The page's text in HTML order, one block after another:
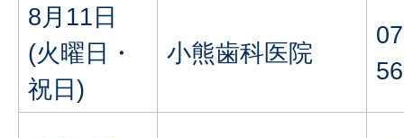
8月11日
(火曜日・
祝日)
小熊歯科医院